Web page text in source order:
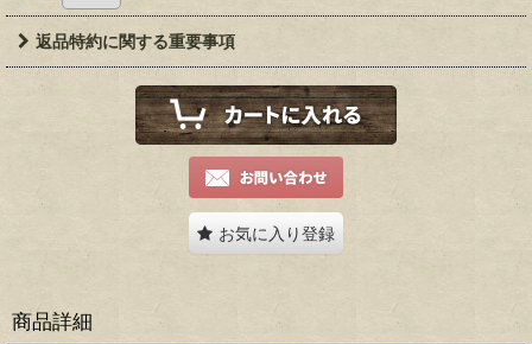
返品特約に関する重要事項
お気に入り登録
商品詳細